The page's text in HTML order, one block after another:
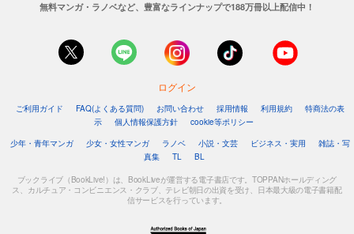
無料マンガ・ラノベなど、豊富なラインナップで188万冊以上配信中！
ログイン
ご利用ガイド FAQ(よくある質問) お問い合わせ 採用情報 利用規約
特商法の表
示
個人情報保護方針
cookie等ポリシー
少年・青年マンガ
少女・女性マンガ ラノベ 小説・文芸 ビジネス・実用
雑誌・写
真集
TL BL
ブックライブ（BookLive!）は、BookLiveが運営する電子書店です。TOPPANホールディング
ス、カルチュア・コンビニエンス・クラブ、テレビ朝日の出資を受け、日本最大級の電子書籍配
信サービスを行っています。